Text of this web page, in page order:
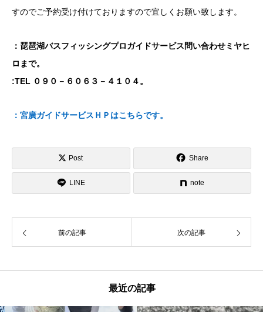
すのでご予約受け付けておりますので宜しくお願い致します。
：琵琶湖バスフィッシングプロガイドサービス問い合わせミヤヒ
ロまで。
:TEL ０９０－６０６３－４１０４。
：宮廣ガイドサービスＨＰはこちらです。
Post Share
LINE note
前の記事 次の記事
最近の記事